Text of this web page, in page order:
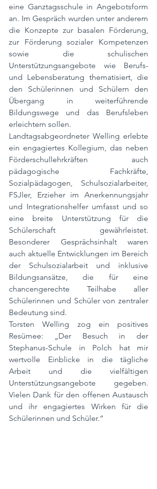
eine Ganztagsschule in Angebotsform
an. Im Gespräch wurden unter anderem
die Konzepte zur basalen Förderung,
zur Förderung sozialer Kompetenzen
sowie die schulischen
Unterstützungsangebote wie Berufs-
und Lebensberatung thematisiert, die
den Schülerinnen und Schülern den
Übergang in weiterführende
Bildungswege und das Berufsleben
erleichtern sollen.
Landtagsabgeordneter Welling erlebte
ein engagiertes Kollegium, das neben
Förderschullehrkräften auch
pädagogische Fachkräfte,
Sozialpädagogen, Schulsozialarbeiter,
FSJler, Erzieher im Anerkennungsjahr
und Integrationshelfer umfasst und so
eine breite Unterstützung für die
Schülerschaft gewährleistet.
Besonderer Gesprächsinhalt waren
auch aktuelle Entwicklungen im Bereich
der Schulsozialarbeit und inklusive
Bildungsansätze, die für eine
chancengerechte Teilhabe aller
Schülerinnen und Schüler von zentraler
Bedeutung sind.
Torsten Welling zog ein positives
Resümee: „Der Besuch in der
Stephanus-Schule in Polch hat mir
wertvolle Einblicke in die tägliche
Arbeit und die vielfältigen
Unterstützungsangebote gegeben.
Vielen Dank für den offenen Austausch
und ihr engagiertes Wirken für die
Schülerinnen und Schüler.“